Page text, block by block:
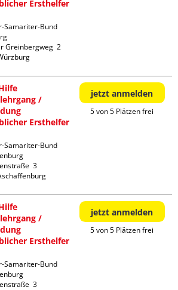
Ersthelfer
Samariter-Bund
Greinbergweg  2
/
Ersthelfer
Samariter-Bund
3
jetzt anmelden
5 von 5 Plätzen frei
/
Ersthelfer
Samariter-Bund
3
jetzt anmelden
5 von 5 Plätzen frei